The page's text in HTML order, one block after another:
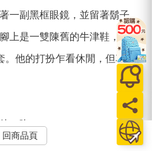
一副黑框眼鏡，並留著鬍子。
上是一雙陳舊的牛津鞋，V領
。他的打扮乍看休閒，但花費
一吻。
回商品頁